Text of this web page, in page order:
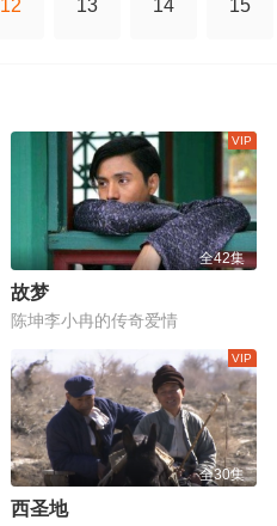
12 13 14 15
全42集
故梦
陈坤李小冉的传奇爱情
全30集
西圣地